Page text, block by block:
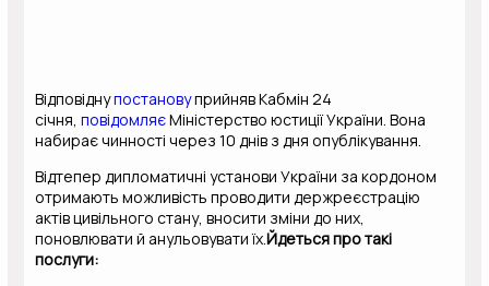
Відповіднупостановуприйняв Кабмін 24
січня,повідомляєМіністерство юстиції України. Вона
набирає чинності через 10 днів з дня опублікування.
Відтепер дипломатичні установи України за кордоном
отримають можливість проводити держреєстрацію
актів цивільного стану, вносити зміни до них,
поновлювати й анульовувати їх.Йдеться про такі
послуги: